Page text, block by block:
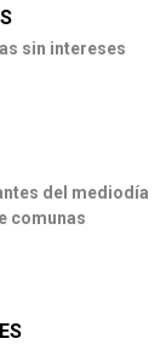
sin intereses
del mediodía
comunas